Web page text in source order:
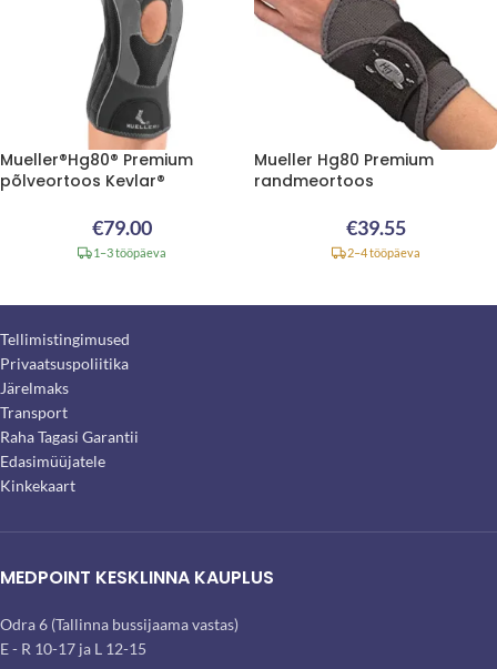
Mueller®Hg80® Premium
põlveortoos Kevlar®
€79.00
1–3 tööpäeva
Mueller Hg80 Premium
randmeortoos
€39.55
2–4 tööpäeva
Tellimistingimused
Privaatsuspoliitika
Järelmaks
Transport
Raha Tagasi Garantii
Edasimüüjatele
Kinkekaart
MEDPOINT KESKLINNA KAUPLUS
Odra 6 (Tallinna bussijaama vastas)
E - R 10-17 ja L 12-15